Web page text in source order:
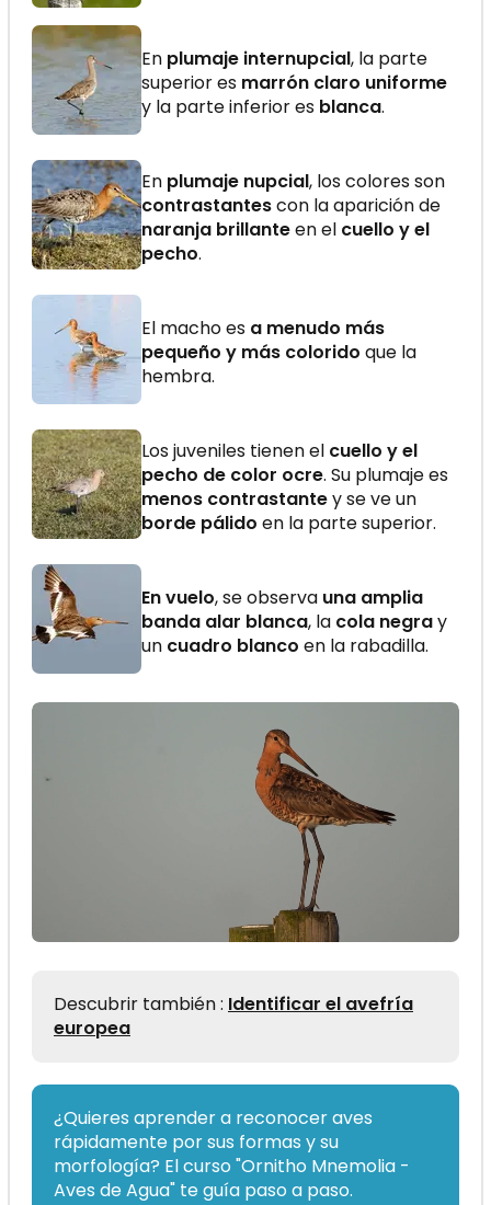
En plumaje internupcial, la parte
superior es marrón claro uniforme
y la parte inferior es blanca.
En plumaje nupcial, los colores son
contrastantescon la aparición de
naranja brillanteen el cuello y el
pecho.
El macho es a menudo más
pequeño y más colorido que la
hembra.
Los juveniles tienen el cuello y el
pecho de color ocre. Su plumaje es
menos contrastantey se ve un
borde pálido en la parte superior.
En vuelo, se observa una amplia
banda alar blanca, la cola negray
un cuadro blanco en la rabadilla.
Descubrir también : Identificar el avefría
europea
¿Quieres aprender a reconocer aves
rápidamente por sus formas y su
morfología? El curso "Ornitho Mnemolia -
Aves de Agua" te guía paso a paso.